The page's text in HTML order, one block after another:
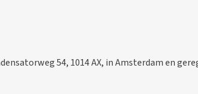
54, 1014 AX, in Amsterdam en